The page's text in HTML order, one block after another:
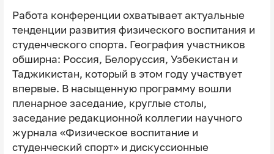
Работа конференции охватывает актуальные
тенденции развития физического воспитания и
студенческого спорта. География участников
обширна: Россия, Белоруссия, Узбекистан и
Таджикистан, который в этом году участвует
впервые. В насыщенную программу вошли
пленарное заседание, круглые столы,
заседание редакционной коллегии научного
журнала «Физическое воспитание и
студенческий спорт» и дискуссионные